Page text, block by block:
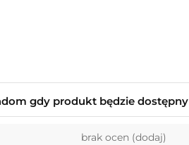
gdy produkt będzie dostępny
brak ocen (dodaj)